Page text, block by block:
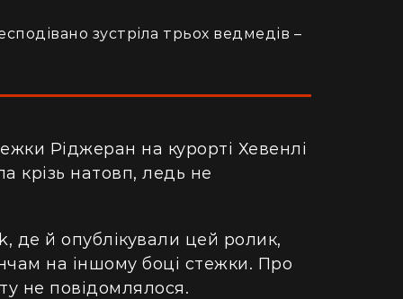
зустріла трьох ведмедів –
Ріджеран на курорті Хевенлі
крізь натовп, ледь не
де й опублікували цей ролик,
на іншому боці стежки. Про
не повідомлялося.